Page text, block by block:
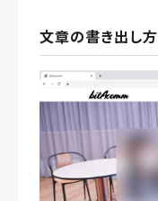
文章の書き出し方